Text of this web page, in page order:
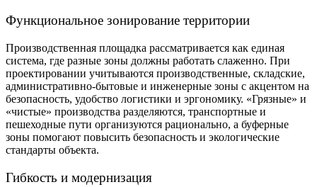
Функциональное зонирование территории
Производственная площадка рассматривается как единая
система, где разные зоны должны работать слаженно. При
проектировании учитываются производственные, складские,
административно-бытовые и инженерные зоны с акцентом на
безопасность, удобство логистики и эргономику. «Грязные» и
«чистые» производства разделяются, транспортные и
пешеходные пути организуются рационально, а буферные
зоны помогают повысить безопасность и экологические
стандарты объекта.
Гибкость и модернизация